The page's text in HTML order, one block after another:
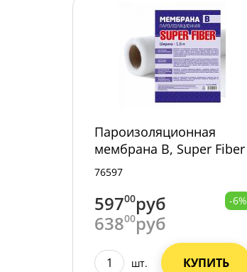
Пароизоляционная
мембрана В, Super Fiber
SFMB35 /1/
76597
59700руб
63800руб
-6%
шт. КУПИТЬ